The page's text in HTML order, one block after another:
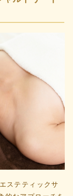
ステティックサ